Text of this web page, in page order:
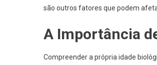
são outros fatores que podem
A Importância
Compreender a própria idade